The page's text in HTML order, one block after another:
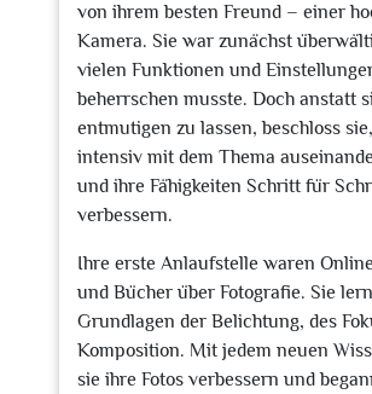
von ihrem besten Freund – einer
Kamera. Sie war zunächst
vielen Funktionen und
beherrschen musste. Doch anstatt
entmutigen zu lassen, beschloss
intensiv mit dem Thema
und ihre Fähigkeiten Schritt für
verbessern.
Ihre erste Anlaufstelle waren
und Bücher über Fotografie. Sie
Grundlagen der Belichtung, des
Komposition. Mit jedem neuen
sie ihre Fotos verbessern und